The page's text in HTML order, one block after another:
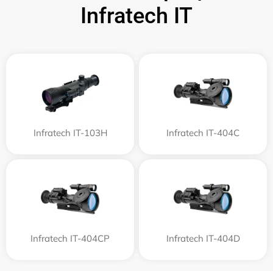
Infratech IT
Infratech IT-103Н Infratech IT-404C
Infratech IT-404CP Infratech IT-404D